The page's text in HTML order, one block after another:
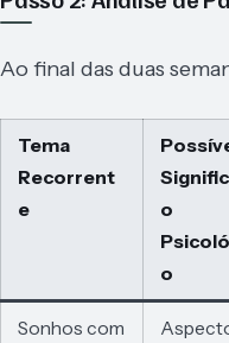
Ao final das duas
Tema
Recorrent
e
o
o
Sonhos com